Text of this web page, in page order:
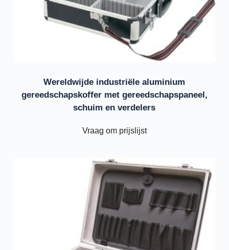
Wereldwijde industriële aluminium
gereedschapskoffer met gereedschapspaneel,
schuim en verdelers
Vraag om prijslijst